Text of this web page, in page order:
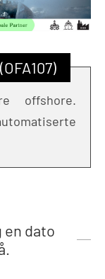
offshore.
en dato